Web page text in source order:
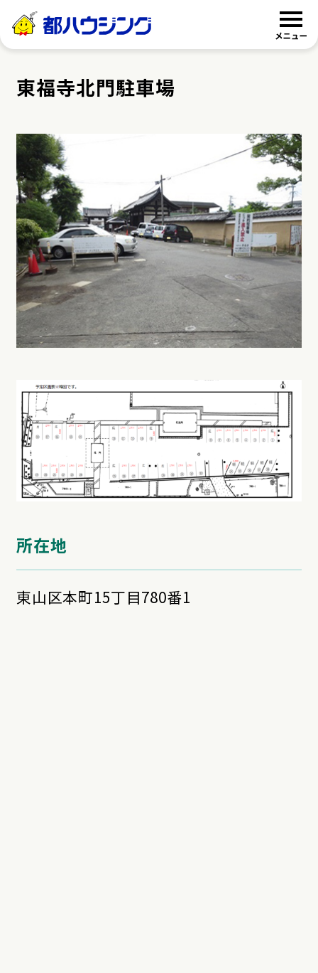
都ハウジング
東福寺北門駐車場
所在地
東山区本町15丁目780番1